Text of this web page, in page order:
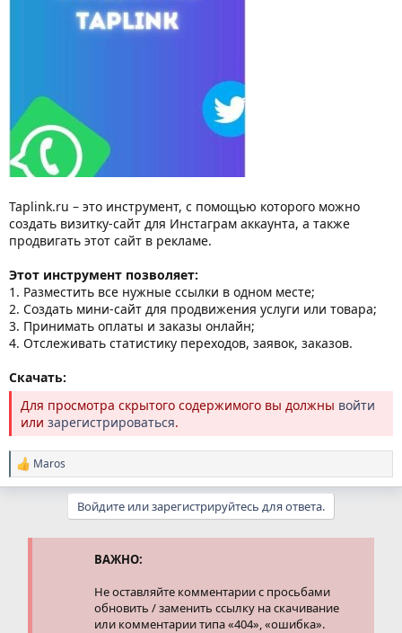
Taplink.ru – это инструмент, с помощью которого можно
создать визитку-сайт для Инстаграм аккаунта, а также
продвигать этот сайт в рекламе.
Этот инструмент позволяет:
1. Разместить все нужные ссылки в одном месте;
2. Создать мини-сайт для продвижения услуги или товара;
3. Принимать оплаты и заказы онлайн;
4. Отслеживать статистику переходов, заявок, заказов.
Скачать:
Для просмотра скрытого содержимого вы должны войти
или зарегистрироваться.
Р
е
Maros
Войдите или зарегистрируйтесь для ответа.
ВАЖНО:
Не оставляйте комментарии с просьбами
обновить / заменить ссылку на скачивание
или комментарии типа «404», «ошибка».